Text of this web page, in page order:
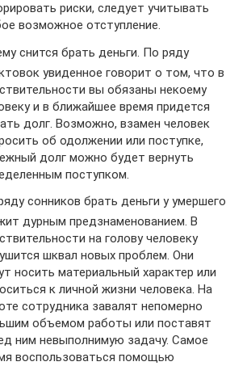
риски, следует учитывать
возможное отступление.
снится брать деньги. По ряду
увиденное говорит о том, что в
вы обязаны некоему
и в ближайшее время придется
долг. Возможно, взамен человек
об одолжении или поступке,
долг можно будет вернуть
поступком.
сонников брать деньги у умершего
дурным предзнаменованием. В
на голову человеку
шквал новых проблем. Они
носить материальный характер или
к личной жизни человека. На
сотрудника завалят непомерно
объемом работы или поставят
ним невыполнимую задачу. Самое
воспользоваться помощью